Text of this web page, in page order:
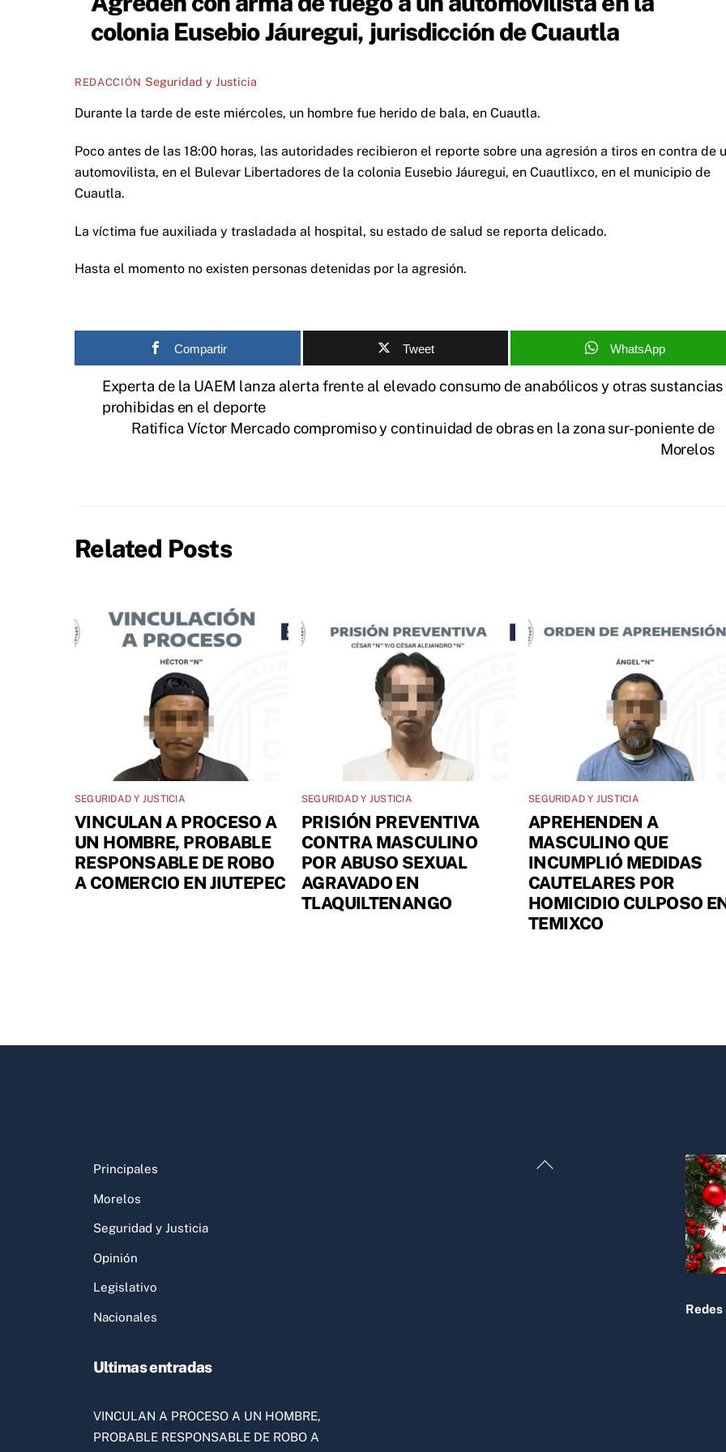
colonia Eusebio Jáuregui, jurisdicción de Cuautla
REDACCIÓN Seguridad y Justicia
Durante la tarde de este miércoles, un hombre fue herido de bala, en Cuautla.
Poco antes de las 18:00 horas, las autoridades recibieron el reporte sobre una agresión a tiros en contra de
automovilista, en el Bulevar Libertadores de la colonia Eusebio Jáuregui, en Cuautlixco, en el municipio de
Cuautla.
La víctima fue auxiliada y trasladada al hospital, su estado de salud se reporta delicado.
Hasta el momento no existen personas detenidas por la agresión.
Compartir Tweet WhatsApp
Experta de la UAEM lanza alerta frente al elevado consumo de anabólicos y otras sustancias
prohibidas en el deporte
Ratifica Víctor Mercado compromiso y continuidad de obras en la zona sur-poniente de
Morelos
Related Posts
SEGURIDAD Y JUSTICIA
VINCULAN A PROCESO A
UN HOMBRE, PROBABLE
RESPONSABLE DE ROBO
A COMERCIO EN JIUTEPEC
SEGURIDAD Y JUSTICIA
PRISIÓN PREVENTIVA
CONTRA MASCULINO
POR ABUSO SEXUAL
AGRAVADO EN
TLAQUILTENANGO
SEGURIDAD Y JUSTICIA
APREHENDEN A
MASCULINO QUE
INCUMPLIÓ MEDIDAS
CAUTELARES POR
HOMICIDIO CULPOSO
TEMIXCO
Back
Principales
Morelos
Seguridad y Justicia
Opinión
Legislativo
Nacionales
Ultimas entradas
VINCULAN A PROCESO A UN HOMBRE,
PROBABLE RESPONSABLE DE ROBO A